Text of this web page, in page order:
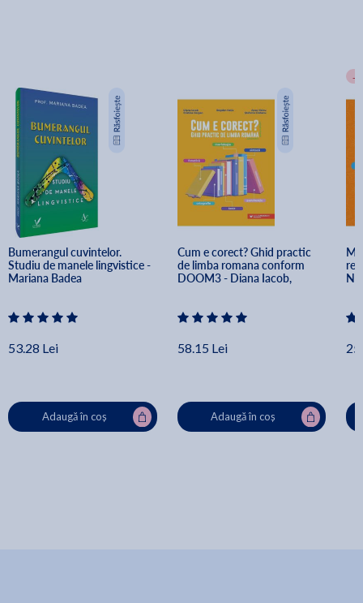
Bumerangul cuvintelor.
Studiu de manele lingvistice -
Mariana Badea
53.28 Lei
Adaugă în coș
Cum e corect? Ghid practic
de limba romana conform
DOOM3 - Diana Iacob,
Ciobanu
58.15 Lei
Adaugă în coș
-